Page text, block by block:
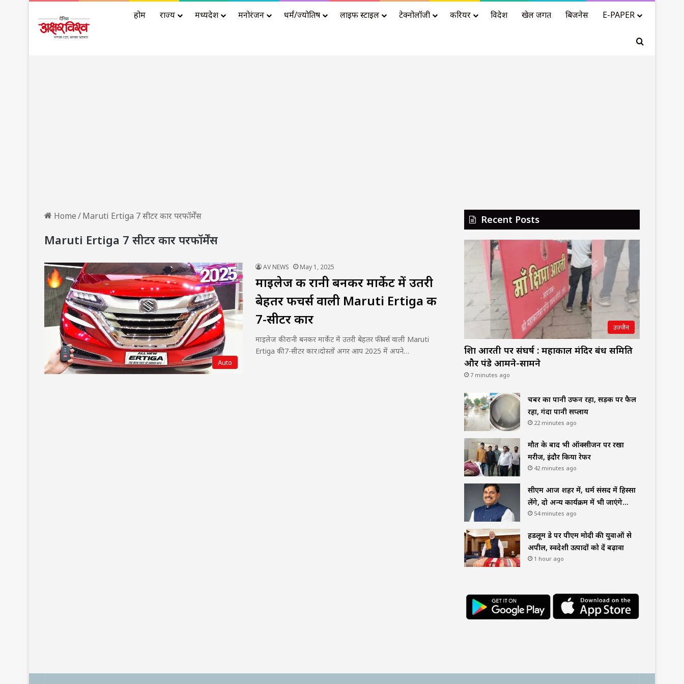
होम राज्य मध्यप्रदेश मनोरंजन धर्मं/ज्योतिष लाइफ स्टाइल टेक्नोलॉजी करियर विदेश खेल जगत बिजनेस E-PAPER
Search for
Home/Maruti Ertiga 7 सीटर कार परफॉर्मेंस
Maruti Ertiga 7 सीटर कार परफॉर्मेंस
Auto
AV NEWS May 1, 2025
माइलेज की रानी बनकर मार्केट में उतरी
बेहतर फीचर्स वाली Maruti Ertiga की
7-सीटर कार
माइलेज की रानी बनकर मार्केट में उतरी बेहतर फीचर्स वाली Maruti
Ertiga की 7-सीटर कार।दोस्तों अगर आप 2025 में अपने…
Recent Posts
उज्जैन
शिप्रा आरती पर संघर्ष : महाकाल मंदिर प्रबंध समिति
और पंडे आमने-सामने
7 minutes ago
चैंबर का पानी उफन रहा, सड़क पर फैल
रहा, गंदा पानी सप्लाय
22 minutes ago
मौत के बाद भी ऑक्सीजन पर रखा
मरीज, इंदौर किया रेफर
42 minutes ago
सीएम आज शहर में, धर्म संसद में हिस्सा
लेंगे, दो अन्य कार्यक्रम में भी जाएंगे…
54 minutes ago
हैंडलूम डे पर पीएम मोदी की युवाओं से
अपील, स्वदेशी उत्पादों को दें बढ़ावा
1 hour ago